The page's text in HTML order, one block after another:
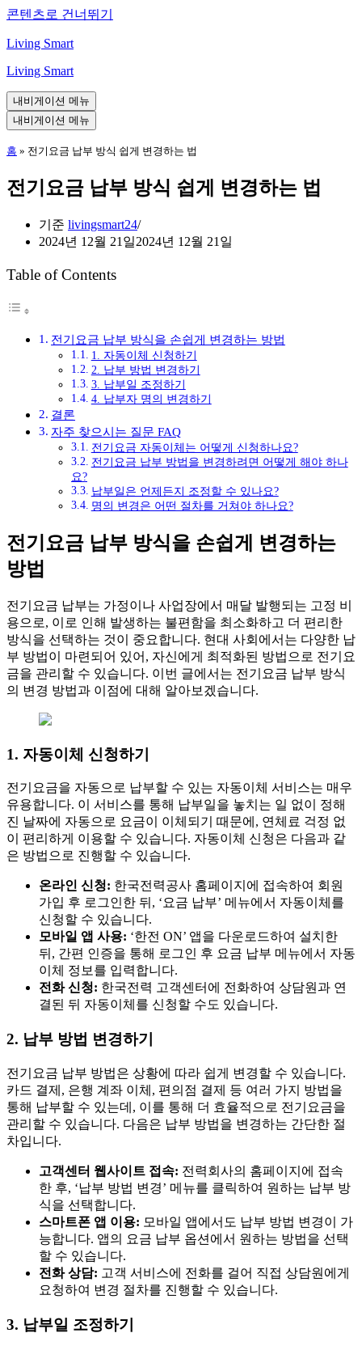
콘텐츠로 건너뛰기
Living Smart
Living Smart
내비게이션 메뉴
내비게이션 메뉴
홈 » 전기요금 납부 방식 쉽게 변경하는 법
전기요금 납부 방식 쉽게 변경하는 법
기준 livingsmart24
2024년 12월 21일2024년 12월 21일
Table of Contents
전기요금 납부 방식을 손쉽게 변경하는 방법
1. 자동이체 신청하기
2. 납부 방법 변경하기
3. 납부일 조정하기
4. 납부자 명의 변경하기
결론
자주 찾으시는 질문 FAQ
전기요금 자동이체는 어떻게 신청하나요?
전기요금 납부 방법을 변경하려면 어떻게 해야 하나
요?
납부일은 언제든지 조정할 수 있나요?
명의 변경은 어떤 절차를 거쳐야 하나요?
전기요금 납부 방식을 손쉽게 변경하는
방법
전기요금 납부는 가정이나 사업장에서 매달 발행되는 고정 비
용으로, 이로 인해 발생하는 불편함을 최소화하고 더 편리한
방식을 선택하는 것이 중요합니다. 현대 사회에서는 다양한 납
부 방법이 마련되어 있어, 자신에게 최적화된 방법으로 전기요
금을 관리할 수 있습니다. 이번 글에서는 전기요금 납부 방식
의 변경 방법과 이점에 대해 알아보겠습니다.
1. 자동이체 신청하기
전기요금을 자동으로 납부할 수 있는 자동이체 서비스는 매우
유용합니다. 이 서비스를 통해 납부일을 놓치는 일 없이 정해
진 날짜에 자동으로 요금이 이체되기 때문에, 연체료 걱정 없
이 편리하게 이용할 수 있습니다. 자동이체 신청은 다음과 같
은 방법으로 진행할 수 있습니다.
온라인 신청: 한국전력공사 홈페이지에 접속하여 회원
가입 후 로그인한 뒤, ‘요금 납부’ 메뉴에서 자동이체를
신청할 수 있습니다.
모바일 앱 사용: ‘한전 ON’ 앱을 다운로드하여 설치한
뒤, 간편 인증을 통해 로그인 후 요금 납부 메뉴에서 자동
이체 정보를 입력합니다.
전화 신청: 한국전력 고객센터에 전화하여 상담원과 연
결된 뒤 자동이체를 신청할 수도 있습니다.
2. 납부 방법 변경하기
전기요금 납부 방법은 상황에 따라 쉽게 변경할 수 있습니다.
카드 결제, 은행 계좌 이체, 편의점 결제 등 여러 가지 방법을
통해 납부할 수 있는데, 이를 통해 더 효율적으로 전기요금을
관리할 수 있습니다. 다음은 납부 방법을 변경하는 간단한 절
차입니다.
고객센터 웹사이트 접속: 전력회사의 홈페이지에 접속
한 후, ‘납부 방법 변경’ 메뉴를 클릭하여 원하는 납부 방
식을 선택합니다.
스마트폰 앱 이용: 모바일 앱에서도 납부 방법 변경이 가
능합니다. 앱의 요금 납부 옵션에서 원하는 방법을 선택
할 수 있습니다.
전화 상담: 고객 서비스에 전화를 걸어 직접 상담원에게
요청하여 변경 절차를 진행할 수 있습니다.
3. 납부일 조정하기